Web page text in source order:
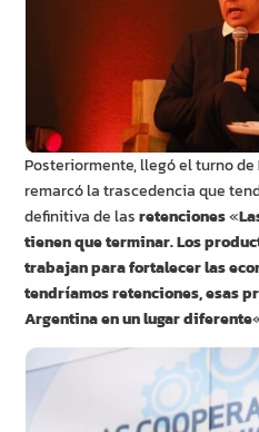
Posteriormente, llegó el turno de
remarcó la trascedencia que
definitiva de lasretenciones«
tienen que terminar. Los
trabajan para fortalecer las
tendríamos retenciones, esas
Argentina en un lugar diferente